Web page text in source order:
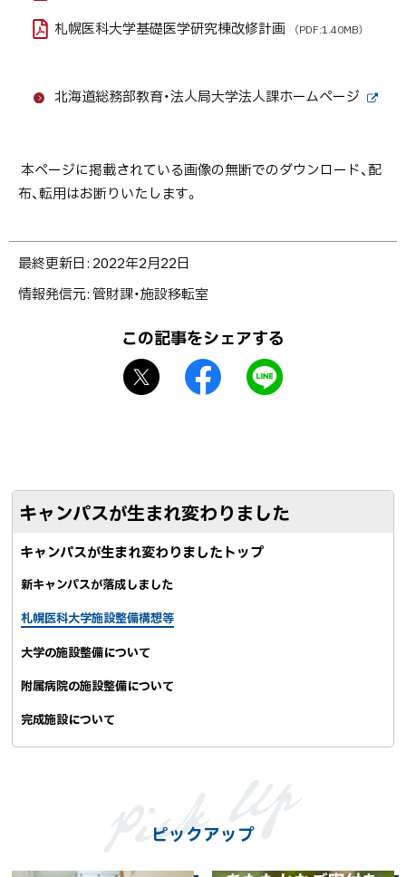
札幌医科大学基礎医学研究棟改修計画 （PDF:1.40MB）
北海道総務部教育・法人局大学法人課ホームページ
イ
ト
ト
ッ
に
戻
る
本ページに掲載されている画像の無断でのダウンロード、配
布、転用はお断りいたします。
ト
プ
最終更新日: 2022年2月22日
情報発信元 管財課・施設移転室
この記事をシェアする
o
o
シ
送
る
キャンパスが生まれ変わりました
キャンパスが生まれ変わりましたトップ
新キャンパスが落成しました
札幌医科大学施設整備構想等
大学の施設整備について
附属病院の施設整備について
完成施設について
ピックアップ